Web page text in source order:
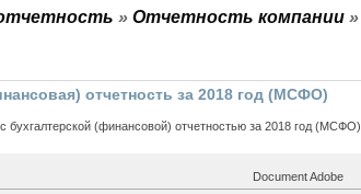
» Отчетность компании »
отчетность за 2018 год (МСФО)
бухгалтерской (финансовой) отчетностью за 2018 год (МСФО)
Document Adobe